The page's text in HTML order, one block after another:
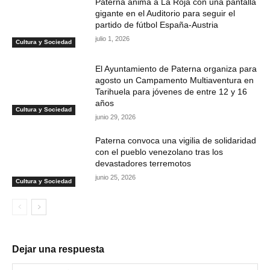
Cultura y Sociedad
gigante en el Auditorio para seguir el
partido de fútbol España-Austria
julio 1, 2026
Cultura y Sociedad
El Ayuntamiento de Paterna organiza para
agosto un Campamento Multiaventura en
Tarihuela para jóvenes de entre 12 y 16
años
junio 29, 2026
Cultura y Sociedad
Paterna convoca una vigilia de solidaridad
con el pueblo venezolano tras los
devastadores terremotos
junio 25, 2026
Dejar una respuesta